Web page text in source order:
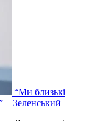
“Ми близькі
– Зеленський